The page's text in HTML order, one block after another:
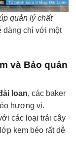
quản lý chất
dàng chỉ với một
và Bảo quản
loan, các baker
hương vị.
các loại trái cây
kem béo rất dễ